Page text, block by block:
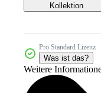
Kollektion
Pro Standard Lizenz
Was ist das?
Weitere